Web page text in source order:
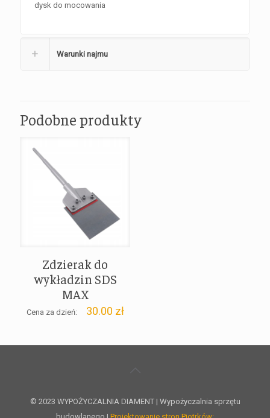
dysk do mocowania
Warunki najmu
Podobne produkty
Zdzierak do
wykładzin SDS
MAX
Cena za dzień: 30.00 zł
© 2023 WYPOŻYCZALNIA DIAMENT | Wypożyczalnia sprzętu